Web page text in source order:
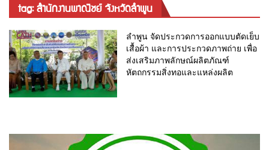
tag: สำนักงานพาณิชย์ จังหวัดลำพูน
ลำพูน จัดประกวดการออกแบบตัดเย็บ
เสื้อผ้า และการประกวดภาพถ่าย เพื่อ
ส่งเสริมภาพลักษณ์ผลิตภัณฑ์
หัตถกรรมสิ่งทอและแหล่งผลิต